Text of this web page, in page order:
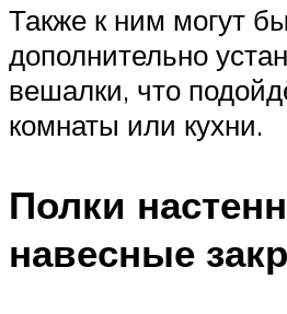
Также к ним могут
дополнительно
вешалки, что
комнаты или кухни.
Полки
навесные